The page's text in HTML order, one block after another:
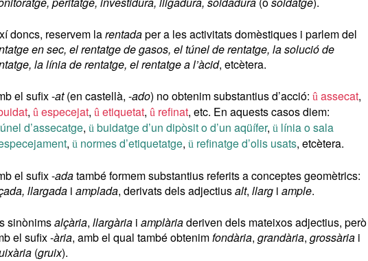
doncs, reservem larentadaper a les activitats domèstiques i parlem del
en sec, el rentatge de gasos, el túnel de rentatge, la solució de
la línia de rentatge, el rentatge a l’àcid, etcètera.
el sufix -at(en castellà, -ado) no obtenim substantius d’acció: û assecat,
, û especejat, û etiquetat, û refinat, etc. En aquests casos diem:
d’assecatge, ü buidatge d’un dipòsit o d’un aqüífer, ü línia o sala
, ü normes d’etiquetatge, ü refinatge d’olis usats, etcètera.
el sufix -adatambé formem substantius referits a conceptes geomètrics:
llargada i amplada, derivats dels adjectiusalt, llarg i ample.
sinònimsalçària, llargària i amplàriaderiven dels mateixos adjectius, però
el sufix -ària, amb el qual també obtenimfondària, grandària, grossària i
(gruix).